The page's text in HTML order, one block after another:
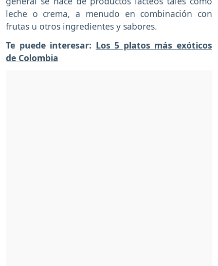
leche o crema, a menudo en combinación con
frutas u otros ingredientes y sabores.
Te puede interesar: Los 5 platos más exóticos
de Colombia